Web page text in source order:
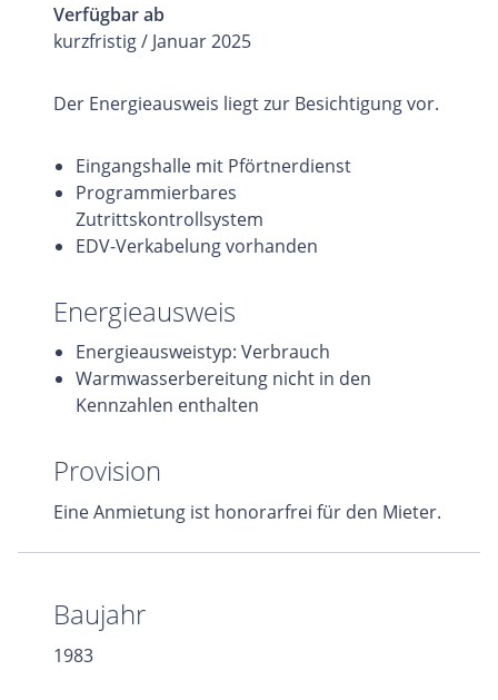
Verfügbar ab
kurzfristig / Januar 2025
Der Energieausweis liegt zur Besichtigung vor.
Eingangshalle mit Pförtnerdienst
Programmierbares
Zutrittskontrollsystem
EDV-Verkabelung vorhanden
Energieausweis
Energieausweistyp: Verbrauch
Warmwasserbereitung nicht in den
Kennzahlen enthalten
Provision
Eine Anmietung ist honorarfrei für den Mieter.
Baujahr
1983